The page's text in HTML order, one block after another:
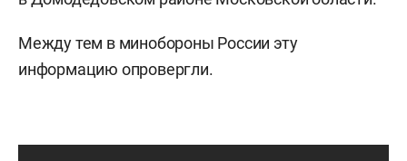
Между тем в минобороны России эту
информацию опровергли.